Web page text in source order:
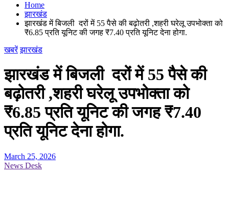
Home
झारखंड
झारखंड में बिजली दरों में 55 पैसे की बढ़ोतरी ,शहरी घरेलू उपभोक्ता को
₹6.85 प्रति यूनिट की जगह ₹7.40 प्रति यूनिट देना होगा.
खबरें झारखंड
झारखंड में बिजली दरों में 55 पैसे की
बढ़ोतरी ,शहरी घरेलू उपभोक्ता को
₹6.85 प्रति यूनिट की जगह ₹7.40
प्रति यूनिट देना होगा.
March 25, 2026
News Desk